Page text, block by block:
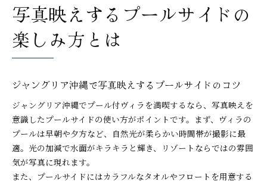
写真映えするプールサイドの
楽しみ方とは
ジャングリア沖縄で写真映えするプールサイドのコツ
ジャングリア沖縄でプール付ヴィラを満喫するなら、写真映えを
意識したプールサイドの使い方がポイントです。まず、ヴィラの
プールは早朝や夕方など、自然光が柔らかい時間帯が撮影に最
適。光の加減で水面がキラキラと輝き、リゾートならではの雰囲
気が写真に現れます。
また、プールサイドにはカラフルなタオルやフロートを用意する